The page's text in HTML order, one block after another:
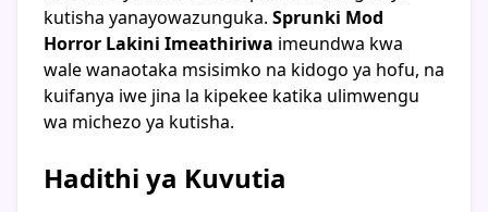
kutisha yanayowazunguka. Sprunki Mod
Horror Lakini Imeathiriwa imeundwa kwa
wale wanaotaka msisimko na kidogo ya hofu, na
kuifanya iwe jina la kipekee katika ulimwengu
wa michezo ya kutisha.
Hadithi ya Kuvutia